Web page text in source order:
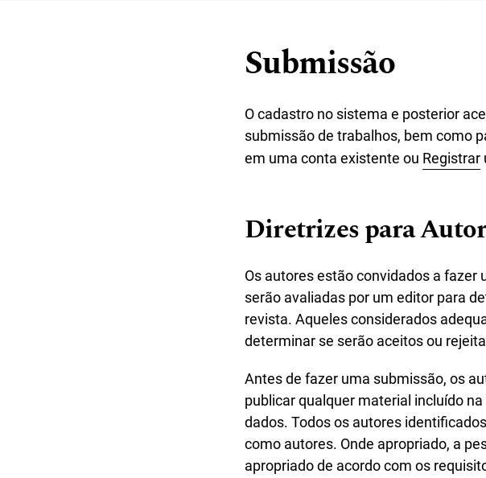
Submissão
O cadastro no sistema e posterior
submissão de trabalhos, bem como
em uma conta existente ou Registrar
Diretrizes para
Os autores estão convidados a
serão avaliadas por um editor para
revista. Aqueles considerados
determinar se serão aceitos ou
Antes de fazer uma submissão, os
publicar qualquer material incluído
dados. Todos os autores
como autores. Onde apropriado, a
apropriado de acordo com os